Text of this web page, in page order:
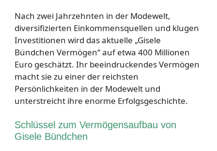
Nach zwei Jahrzehnten in der Modewelt,
diversifizierten Einkommensquellen und klugen
Investitionen wird das aktuelle „Gisele
Bündchen Vermögen“ auf etwa 400 Millionen
Euro geschätzt. Ihr beeindruckendes Vermögen
macht sie zu einer der reichsten
Persönlichkeiten in der Modewelt und
unterstreicht ihre enorme Erfolgsgeschichte.
Schlüssel zum Vermögensaufbau von
Gisele Bündchen